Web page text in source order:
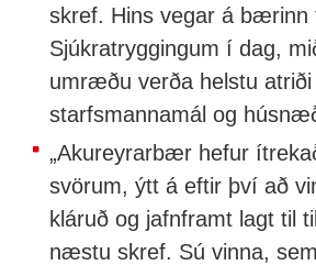
skref. Hins vegar á bærinn
Sjúkratryggingum í dag,
umræðu verða helstu
starfsmannamál og
„Akureyrarbær hefur
svörum, ýtt á eftir því að
kláruð og jafnframt lagt til
næstu skref. Sú vinna, sem